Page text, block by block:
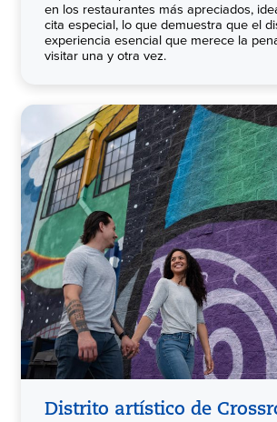
en los restaurantes más apreciados,
cita especial, lo que demuestra que el
experiencia esencial que merece la
visitar una y otra vez.
Distrito artístico de